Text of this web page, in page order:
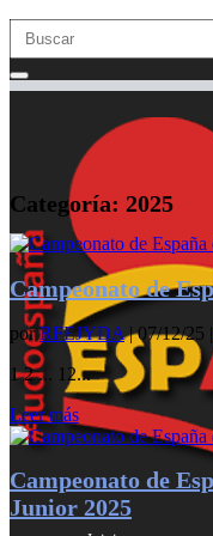
este
sitio
web
incluye
accesibilidad.
Categoría: 2025
Campeonato de
porRFEJYDA|07/12/25 |
1 2 ... 12...
Leer más
Campeonato de
Junior 2025